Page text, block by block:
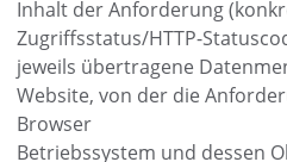
der Anforderung
HTTP-
übertragene
von der die
und dessen